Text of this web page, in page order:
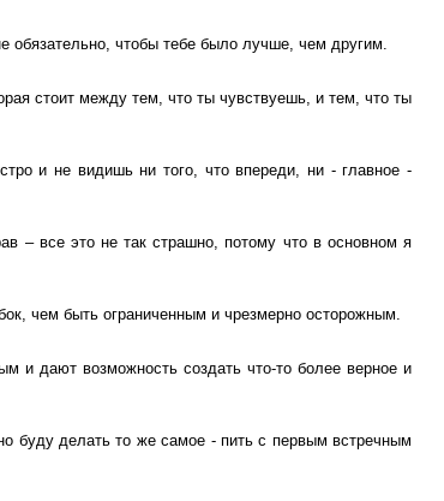
обязательно, чтобы тебе было лучше, чем другим.
стоит между тем, что ты чувствуешь, и тем, что ты
и не видишь ни того, что впереди, ни - главное -
– все это не так страшно, потому что в основном я
чем быть ограниченным и чрезмерно осторожным.
и дают возможность создать что-то более верное и
буду делать то же самое - пить с первым встречным